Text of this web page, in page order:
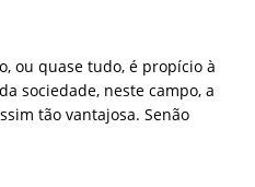
ou quase tudo, é propício à
sociedade, neste campo, a
tão vantajosa. Senão